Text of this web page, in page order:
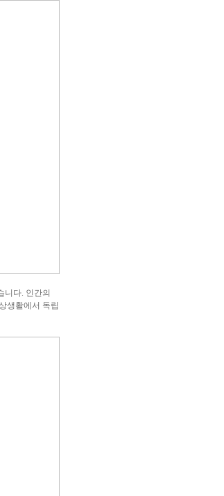
니다. 인간의
생활에서 독립